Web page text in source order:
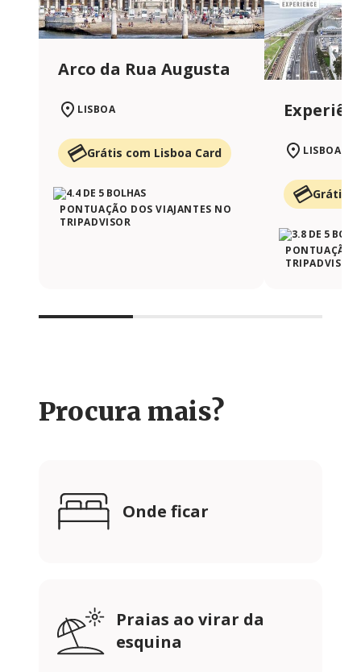
Arco da Rua Augusta
LISBOA
Grátis com Lisboa Card
PONTUAÇÃO DOS VIAJANTES NO
TRIPADVISOR
LISBOA
Grátis
PONTUAÇÃO
TRIPADVISOR
Procura mais?
Onde ficar
Praias ao virar da
esquina